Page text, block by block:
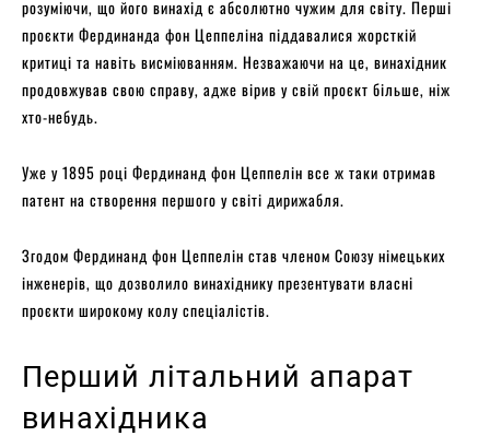
розуміючи, що його винахід є абсолютно чужим для світу. Перші
проєкти Фердинанда фон Цеппеліна піддавалися жорсткій
критиці та навіть висміюванням. Незважаючи на це, винахідник
продовжував свою справу, адже вірив у свій проєкт більше, ніж
хто-небудь.
Уже у 1895 році Фердинанд фон Цеппелін все ж таки отримав
патент на створення першого у світі дирижабля.
Згодом Фердинанд фон Цеппелін став членом Союзу німецьких
інженерів, що дозволило винахіднику презентувати власні
проєкти широкому колу спеціалістів.
Перший літальний апарат
винахідника